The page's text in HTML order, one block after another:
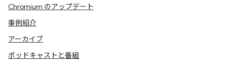
Chromium のアップデート
事例紹介
アーカイブ
ポッドキャストと番組